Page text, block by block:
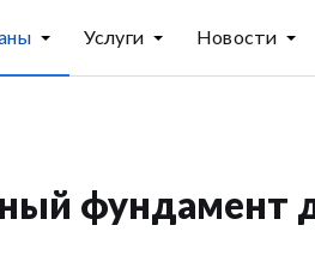
Услуги Новости
фундамент